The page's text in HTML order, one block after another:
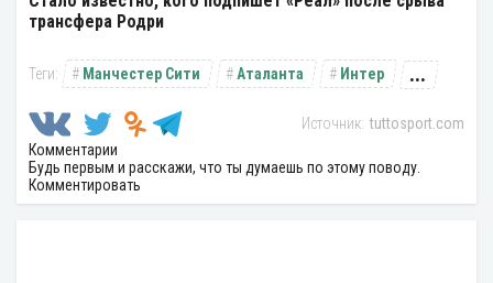
трансфера Родри
Манчестер Сити Аталанта Интер ...
tuttosport.com
Комментарии
Будь первым и расскажи, что ты думаешь по этому поводу.
Комментировать